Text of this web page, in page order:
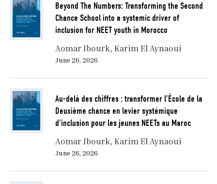
Beyond The Numbers: Transforming the Second
Chance School into a systemic driver of
inclusion for NEET youth in Morocco
Aomar Ibourk Karim El Aynaoui
June 26, 2026
Au-delà des chiffres : transformer l’École de la
Deuxième chance en levier systémique
d'inclusion pour les jeunes NEETs au Maroc
Aomar Ibourk Karim El Aynaoui
June 26, 2026